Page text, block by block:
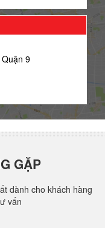
9
GẶP
dành cho khách hàng
vấn